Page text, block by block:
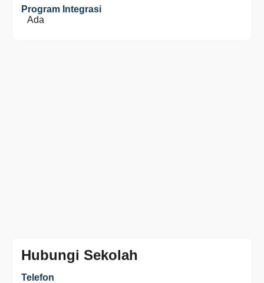
Program Integrasi
Ada
Hubungi Sekolah
Telefon